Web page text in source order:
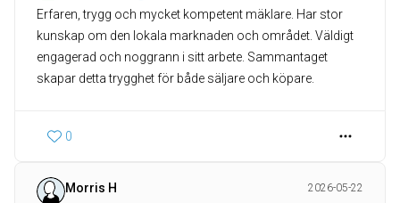
Erfaren, trygg och mycket kompetent mäklare. Har stor
kunskap om den lokala marknaden och området. Väldigt
engagerad och noggrann i sitt arbete. Sammantaget
skapar detta trygghet för både säljare och köpare.
0
Morris H
2026-05-22